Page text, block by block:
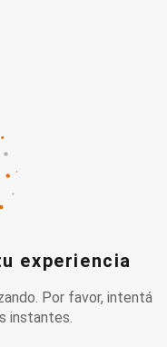
experiencia
Por favor, intentá
instantes.